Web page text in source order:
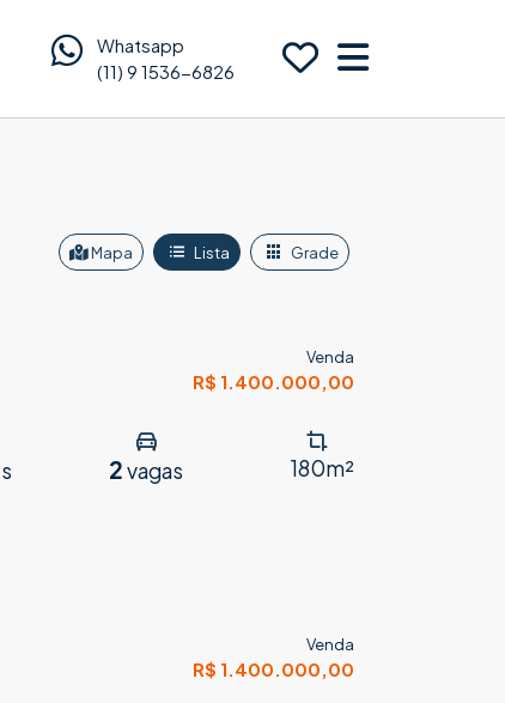
Whatsapp
(11) 9 1536-6826
Mapa Lista Grade
Venda
R$ 1.400.000,00
2 vagas 180m²
Venda
R$ 1.400.000,00